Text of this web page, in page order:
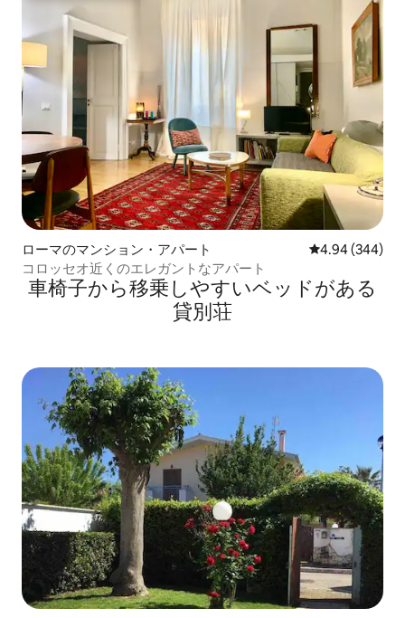
ローマのマンション・アパート レビュー344
4.94 (344)
コロッセオ近くのエレガントなアパート
車椅子から移乗しやすいベッドがある
貸別荘